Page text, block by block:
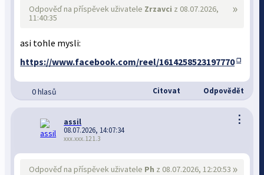
»
Odpověď na příspěvek uživatele Zrzavci z 08.07.2026,
11:40:35
asi tohle mysli:
https://www.facebook.com/reel/1614258523197770
0 hlasů Citovat Odpovědět
⋮
assil
08.07.2026, 14:07:34
xxx.xxx.121.3
»
Odpověď na příspěvek uživatele Ph z 08.07.2026, 12:20:53